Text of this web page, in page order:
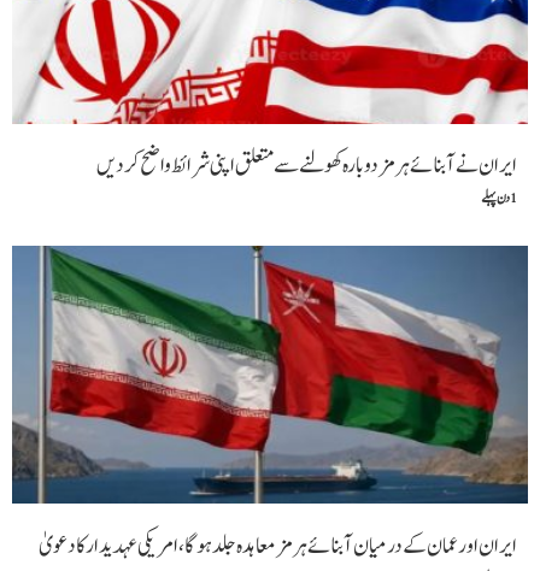
ایران نے آبنائے ہرمز دوبارہ کھولنے سے متعلق اپنی شرائط واضح کردیں
1 دن پہلے
ایران اور عمان کے درمیان آبنائے ہرمز معاہدہ جلد ہوگا،امریکی عہدیدار کا دعویٰ